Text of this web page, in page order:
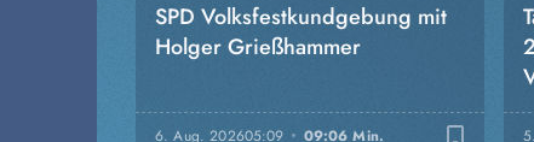
SPD Volksfestkundgebung mit
Holger Grießhammer
6. Aug. 202605:09 09:06 Min. bookmark_border